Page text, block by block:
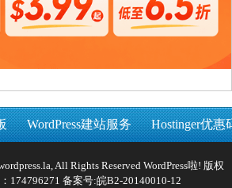
WordPress建站服务 Hostinger优惠
All Rights Reserved WordPress啦! 版权
174796271 备案号:皖B2-20140010-12